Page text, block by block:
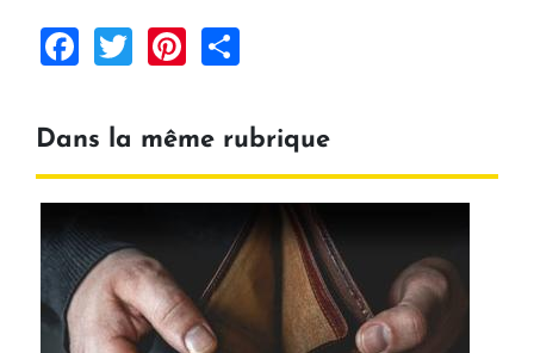
Facebook
TwitterPinterest
Dans la même rubrique